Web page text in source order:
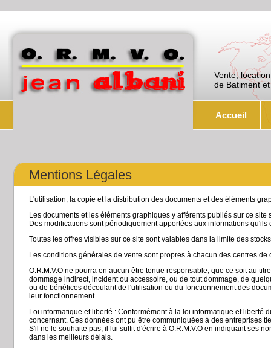
Vente,
de Batiment
Accueil
Mentions Légales
L'utilisation, la copie et la distribution des documents et des éléments
Les documents et les éléments graphiques y afférents publiés sur ce
Des modifications sont périodiquement apportées aux informations qu'ils
Toutes les offres visibles sur ce site sont valables dans la limite des
Les conditions générales de vente sont propres à chacun des centres de
O.R.M.V.O ne pourra en aucun être tenue responsable, que ce soit au
dommage indirect, incident ou accessoire, ou de tout dommage, de
ou de bénéfices découlant de l'utilisation ou du fonctionnement des
leur fonctionnement.
Loi informatique et liberté : Conformément à la loi informatique et
concernant. Ces données ont pu être communiquées à des entreprises
S'il ne le souhaite pas, il lui suffit d'écrire à O.R.M.V.O en indiquant ses
dans les meilleurs délais.